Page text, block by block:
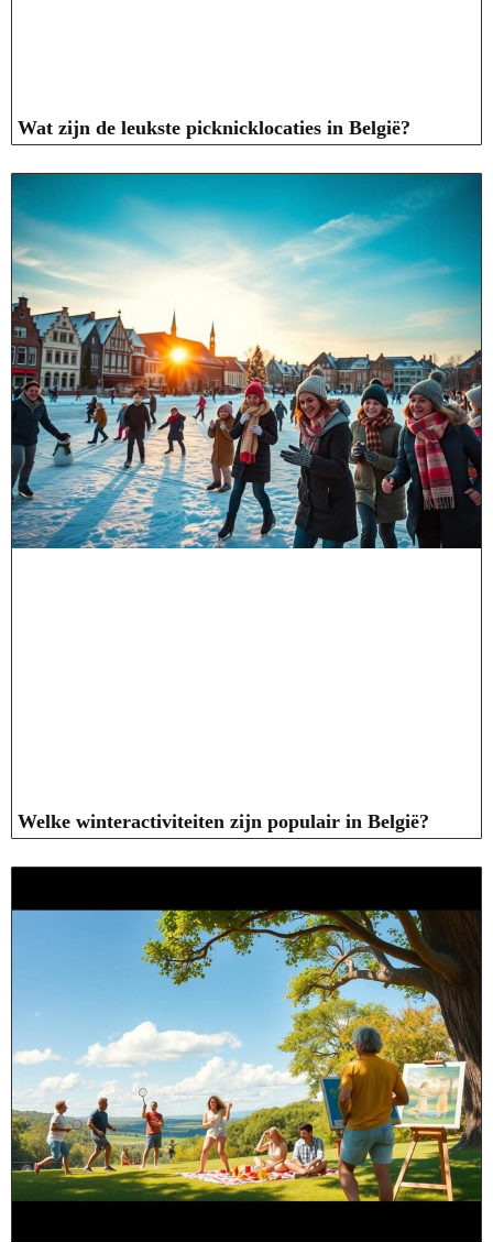
Wat zijn de leukste picknicklocaties in België?
Welke winteractiviteiten zijn populair in België?